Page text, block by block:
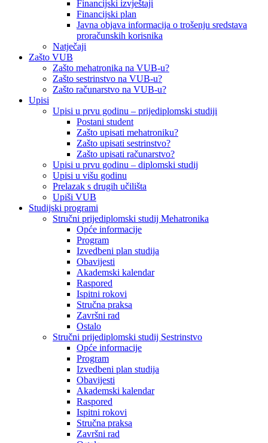
Financijski izvještaji
Financijski plan
Javna objava informacija o trošenju sredstava
proračunskih korisnika
Natječaji
Zašto VUB
Zašto mehatronika na VUB-u?
Zašto sestrinstvo na VUB-u?
Zašto računarstvo na VUB-u?
Upisi
Upisi u prvu godinu – prijediplomski studiji
Postani student
Zašto upisati mehatroniku?
Zašto upisati sestrinstvo?
Zašto upisati računarstvo?
Upisi u prvu godinu – diplomski studij
Upisi u višu godinu
Prelazak s drugih učilišta
Upiši VUB
Studijski programi
Stručni prijediplomski studij Mehatronika
Opće informacije
Program
Izvedbeni plan studija
Obavijesti
Akademski kalendar
Raspored
Ispitni rokovi
Stručna praksa
Završni rad
Ostalo
Stručni prijediplomski studij Sestrinstvo
Opće informacije
Program
Izvedbeni plan studija
Obavijesti
Akademski kalendar
Raspored
Ispitni rokovi
Stručna praksa
Završni rad